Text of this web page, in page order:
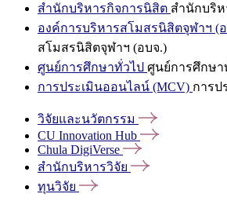
สำนักบริหารกิจการนิสิต สำนักบริ
องค์การบริหารสโมสรนิสิตจุฬาฯ (
สโมสรนิสิตจุฬาฯ (อบจ.)
ศูนย์การศึกษาทั่วไป ศูนย์การศึกษา
การประเมินออนไลน์ (MCV) การป
วิจัยและนวัตกรรม
CU Innovation Hub
Chula DigiVerse
สำนักบริหารวิจัย
ทุนวิจัย